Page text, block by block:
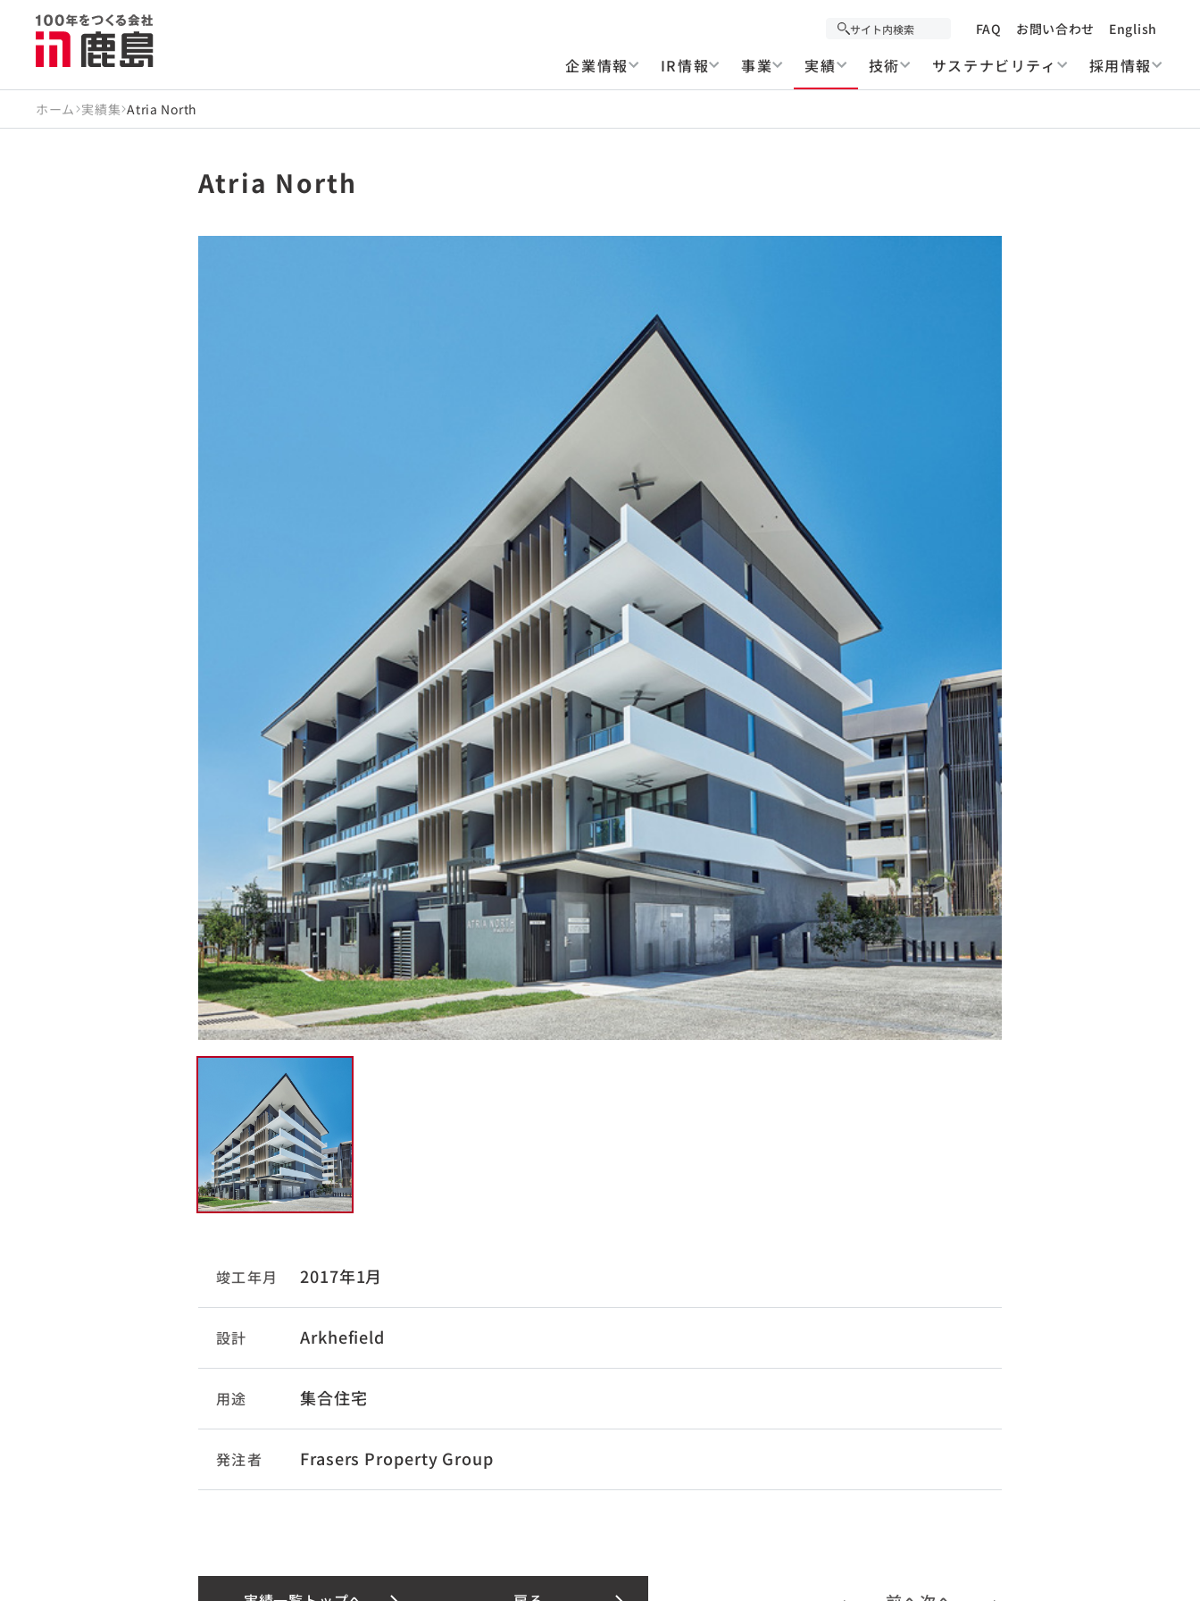
FAQ お問い合わせ English
企業情報 IR情報 事業 実績 技術 サステナビリティ 採用情報
ホーム 実績集 Atria North
Atria North
竣工年月 2017年1月
設計 Arkhefield
用途 集合住宅
発注者 Frasers Property Group